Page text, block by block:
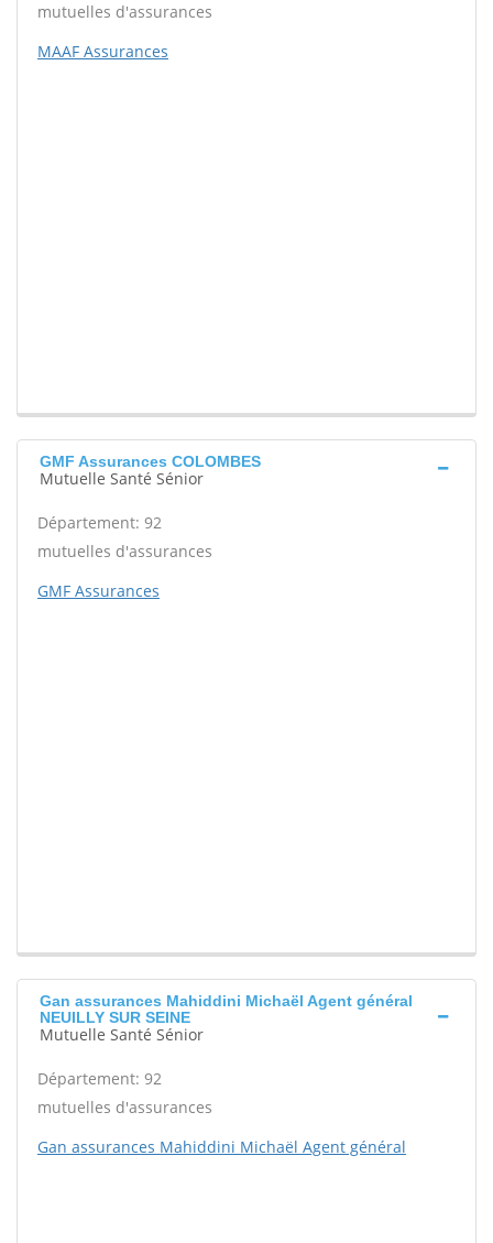
mutuelles d'assurances
MAAF Assurances
GMF Assurances COLOMBES
Mutuelle Santé Sénior
Département: 92
mutuelles d'assurances
GMF Assurances
Gan assurances Mahiddini Michaël Agent général
NEUILLY SUR SEINE
Mutuelle Santé Sénior
Département: 92
mutuelles d'assurances
Gan assurances Mahiddini Michaël Agent général